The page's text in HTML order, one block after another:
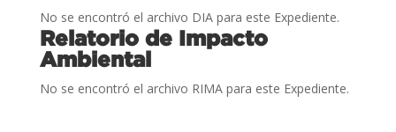
No se encontró el archivo DIA para este Expediente.
Relatorio de Impacto
Ambiental
No se encontró el archivo RIMA para este Expediente.